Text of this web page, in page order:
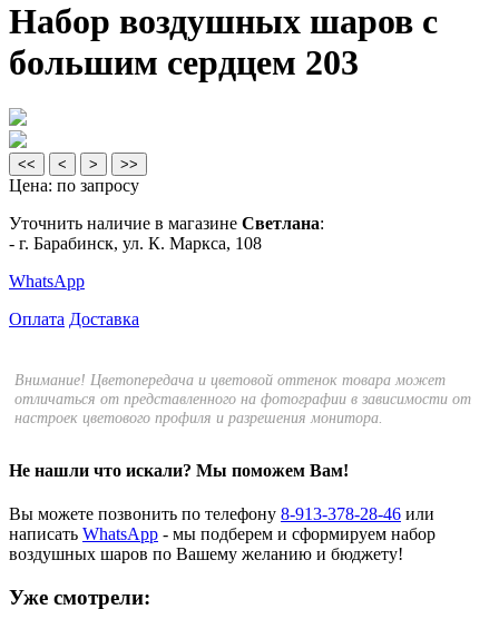
Набор воздушных шаров с
большим сердцем 203
<< < > >>
Цена: по запросу
Уточнить наличие в магазине Светлана:
- г. Барабинск, ул. К. Маркса, 108
WhatsApp
Оплата Доставка
Внимание! Цветопередача и цветовой оттенок товара может
отличаться от представленного на фотографии в зависимости от
настроек цветового профиля и разрешения монитора.
Не нашли что искали? Мы поможем Вам!
Вы можете позвонить по телефону 8-913-378-28-46 или
написать WhatsApp - мы подберем и сформируем набор
воздушных шаров по Вашему желанию и бюджету!
Уже смотрели: